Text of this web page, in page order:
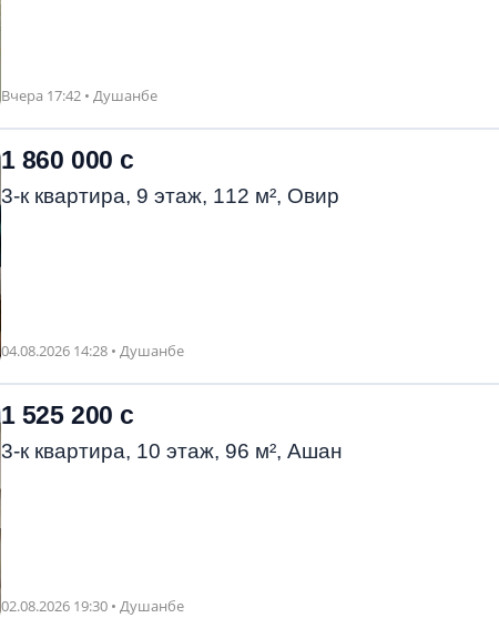
Вчера 17:42 • Душанбе
1 860 000 с
3-к квартира, 9 этаж, 112 м², Овир
04.08.2026 14:28 • Душанбе
1 525 200 с
3-к квартира, 10 этаж, 96 м², Ашан
02.08.2026 19:30 • Душанбе